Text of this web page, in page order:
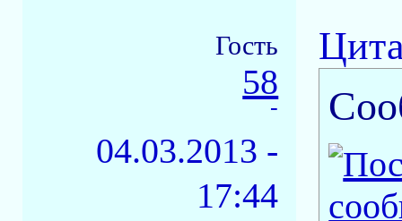
Гость
58
-
04.03.2013 -
17:44